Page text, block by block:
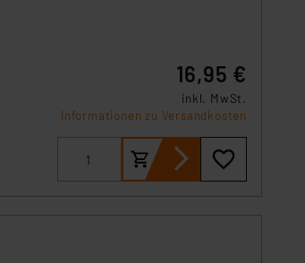
16,95 €
inkl. MwSt.
Informationen zu Versandkosten